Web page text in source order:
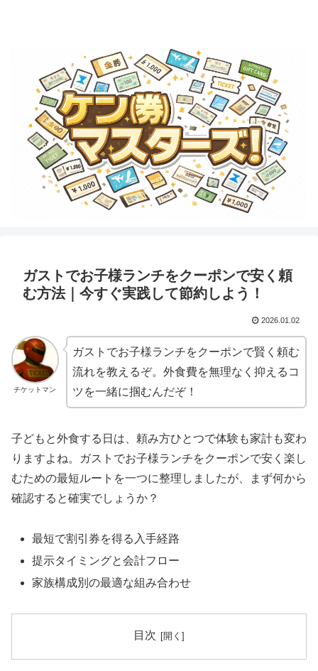
ガストでお子様ランチをクーポンで安く頼
む方法｜今すぐ実践して節約しよう！
2026.01.02
チケットマン
ガストでお子様ランチをクーポンで賢く頼む
流れを教えるぞ。外食費を無理なく抑えるコ
ツを一緒に掴むんだぞ！
子どもと外食する日は、頼み方ひとつで体験も家計も変わ
りますよね。ガストでお子様ランチをクーポンで安く楽し
むための最短ルートを一つに整理しましたが、まず何から
確認すると確実でしょうか？
最短で割引券を得る入手経路
提示タイミングと会計フロー
家族構成別の最適な組み合わせ
目次